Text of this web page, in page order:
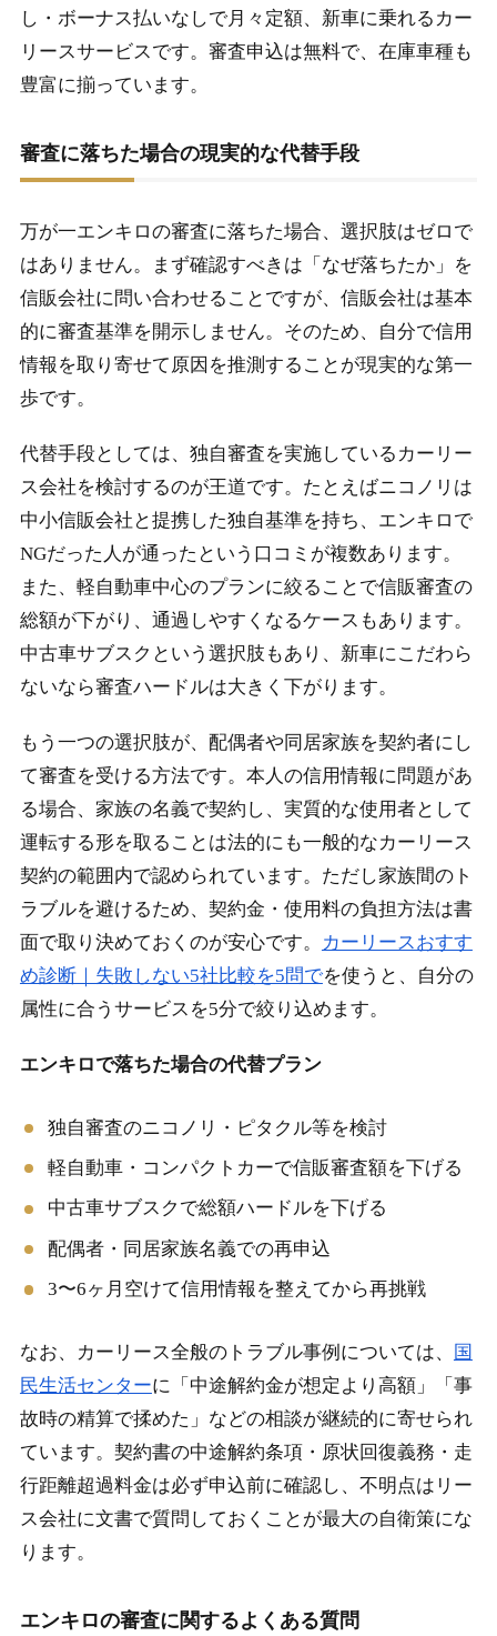
し・ボーナス払いなしで月々定額、新車に乗れるカー
リースサービスです。審査申込は無料で、在庫車種も
豊富に揃っています。
審査に落ちた場合の現実的な代替手段
万が一エンキロの審査に落ちた場合、選択肢はゼロで
はありません。まず確認すべきは「なぜ落ちたか」を
信販会社に問い合わせることですが、信販会社は基本
的に審査基準を開示しません。そのため、自分で信用
情報を取り寄せて原因を推測することが現実的な第一
歩です。
代替手段としては、独自審査を実施しているカーリー
ス会社を検討するのが王道です。たとえばニコノリは
中小信販会社と提携した独自基準を持ち、エンキロで
NGだった人が通ったという口コミが複数あります。
また、軽自動車中心のプランに絞ることで信販審査の
総額が下がり、通過しやすくなるケースもあります。
中古車サブスクという選択肢もあり、新車にこだわら
ないなら審査ハードルは大きく下がります。
もう一つの選択肢が、配偶者や同居家族を契約者にし
て審査を受ける方法です。本人の信用情報に問題があ
る場合、家族の名義で契約し、実質的な使用者として
運転する形を取ることは法的にも一般的なカーリース
契約の範囲内で認められています。ただし家族間のト
ラブルを避けるため、契約金・使用料の負担方法は書
面で取り決めておくのが安心です。
カーリースおすす
め診断｜失敗しない5社比較を5問でを使うと、自分の
属性に合うサービスを5分で絞り込めます。
エンキロで落ちた場合の代替プラン
独自審査のニコノリ・ピタクル等を検討
軽自動車・コンパクトカーで信販審査額を下げる
中古車サブスクで総額ハードルを下げる
配偶者・同居家族名義での再申込
3〜6ヶ月空けて信用情報を整えてから再挑戦
なお、カーリース全般のトラブル事例については、
国
民生活センターに「中途解約金が想定より高額」「事
故時の精算で揉めた」などの相談が継続的に寄せられ
ています。契約書の中途解約条項・原状回復義務・走
行距離超過料金は必ず申込前に確認し、不明点はリー
ス会社に文書で質問しておくことが最大の自衛策にな
ります。
エンキロの審査に関するよくある質問